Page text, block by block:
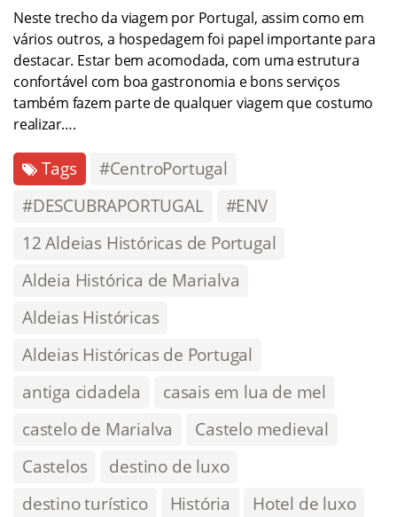
Neste trecho da viagem por Portugal, assim como em
vários outros, a hospedagem foi papel importante para
destacar. Estar bem acomodada, com uma estrutura
confortável com boa gastronomia e bons serviços
também fazem parte de qualquer viagem que costumo
realizar….
Tags
#CentroPortugal
#DESCUBRAPORTUGAL
#ENV
12 Aldeias Históricas de Portugal
Aldeia Histórica de Marialva
Aldeias Históricas
Aldeias Históricas de Portugal
antiga cidadela
casais em lua de mel
castelo de Marialva
Castelo medieval
Castelos
destino de luxo
destino turístico
História
Hotel de luxo